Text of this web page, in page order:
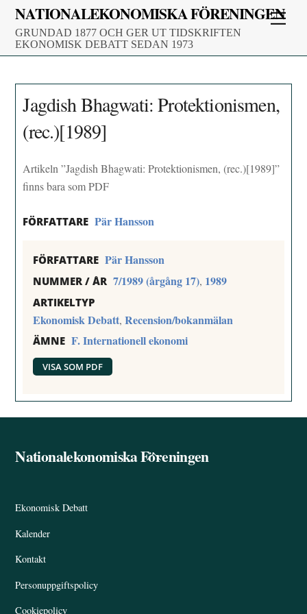
Skip
content
NATIONALEKONOMISKA FÖRENINGEN
GRUNDAD 1877 OCH GER UT TIDSKRIFTEN
EKONOMISK DEBATT SEDAN 1973
Jagdish Bhagwati: Protektionismen,
(rec.)[1989]
Artikeln ”Jagdish Bhagwati: Protektionismen, (rec.)[1989]”
finns bara som PDF
FÖRFATTARE Pär Hansson
FÖRFATTARE Pär Hansson
NUMMER / ÅR 7/1989 (årgång 17), 1989
ARTIKELTYP
Ekonomisk Debatt,Recension/bokanmälan
ÄMNE F. Internationell ekonomi
VISA SOM PDF
Back
Nationalekonomiska Föreningen
Ekonomisk Debatt
Kalender
Kontakt
Personuppgiftspolicy
Cookiepolicy